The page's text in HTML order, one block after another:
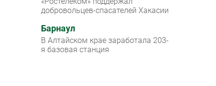
добровольцев-спасателей Хакасии
Барнаул
В Алтайском крае заработала 203-
я базовая станция